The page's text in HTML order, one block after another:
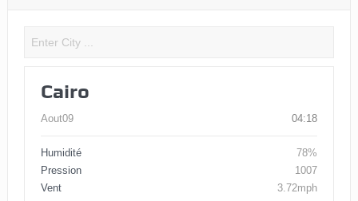
Cairo
Aout09 04:18
Humidité
78%
Pression
1007
Vent
3.72mph